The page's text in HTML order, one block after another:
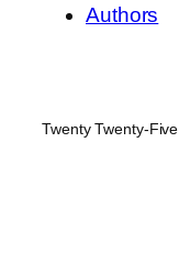
Authors
Twenty Twenty-Five